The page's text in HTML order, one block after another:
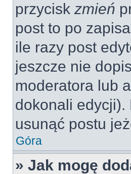
przycisk zmień
post to po
ile razy post
jeszcze nie
moderatora lub
dokonali edycji).
usunąć postu
Góra
» Jak mogę